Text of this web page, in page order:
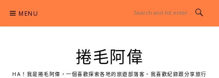
content
MENU
捲毛阿偉
HA！我是捲毛阿偉，一個喜歡探索各地的旅遊部落客。我喜歡紀錄跟分享旅行